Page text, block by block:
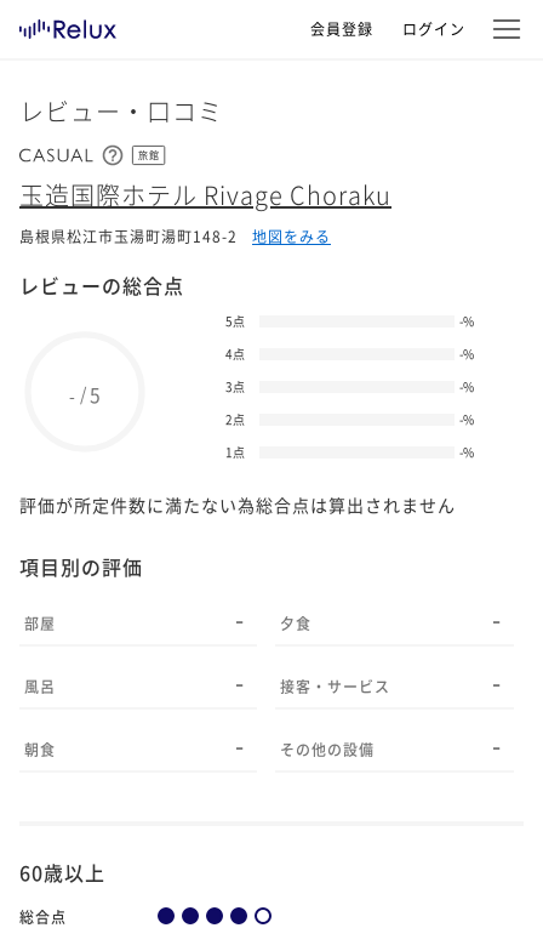
会員登録 ログイン
レビュー・口コミ
旅館
玉造国際ホテル Rivage Choraku
島根県松江市玉湯町湯町148-2 地図をみる
レビューの総合点
- /5
5点 -%
4点
-%
3点
-%
2点
-%
1点
-%
評価が所定件数に満たない為総合点は算出されません
項目別の評価
部屋 -
風呂 -
朝食 -
夕食 -
接客・サービス -
その他の設備 -
60歳以上
総合点